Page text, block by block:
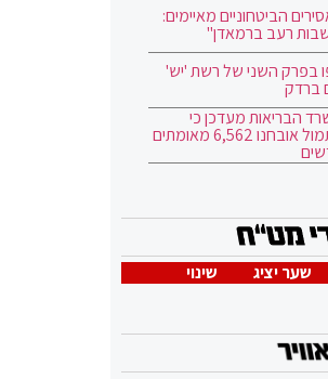
הביטחוניים מאיימים:
רעב ברמאדן"
בפרק השני של רשת 'יש'
ברדק
הבריאות מעדכן כי
אתמול אובחנו 6,562 מאומתים
שער יציג
שינוי